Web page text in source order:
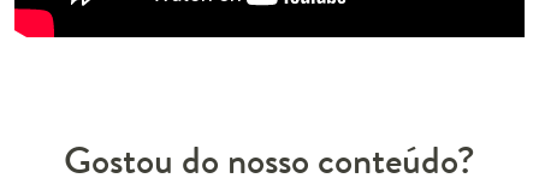
Gostou do nosso conteúdo?